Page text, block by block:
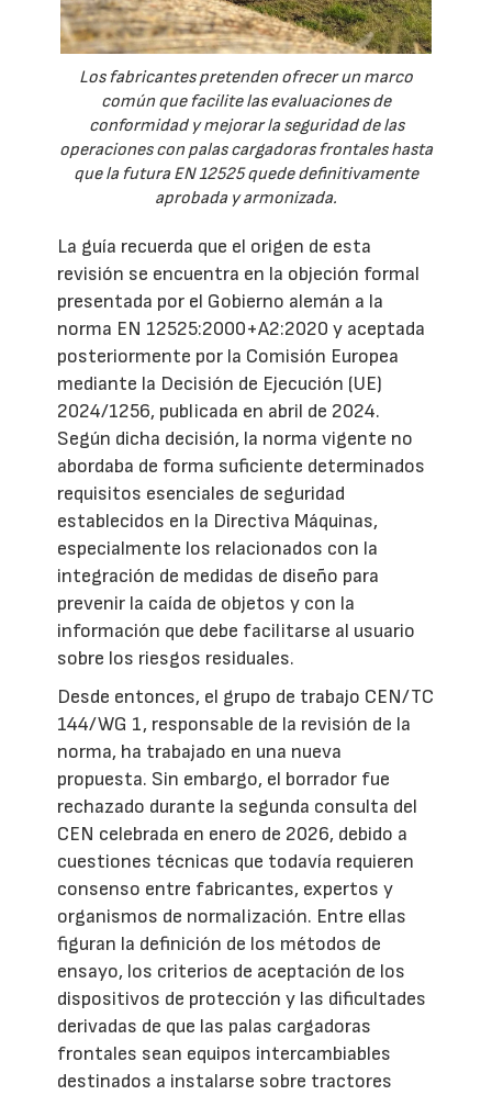
Los fabricantes pretenden ofrecer un marco
común que facilite las evaluaciones de
conformidad y mejorar la seguridad de las
operaciones con palas cargadoras frontales hasta
que la futura EN 12525 quede definitivamente
aprobada y armonizada.
La guía recuerda que el origen de esta
revisión se encuentra en la objeción formal
presentada por el Gobierno alemán a la
norma EN 12525:2000+A2:2020 y aceptada
posteriormente por la Comisión Europea
mediante la Decisión de Ejecución (UE)
2024/1256, publicada en abril de 2024.
Según dicha decisión, la norma vigente no
abordaba de forma suficiente determinados
requisitos esenciales de seguridad
establecidos en la Directiva Máquinas,
especialmente los relacionados con la
integración de medidas de diseño para
prevenir la caída de objetos y con la
información que debe facilitarse al usuario
sobre los riesgos residuales.
Desde entonces, el grupo de trabajo CEN/TC
144/WG 1, responsable de la revisión de la
norma, ha trabajado en una nueva
propuesta. Sin embargo, el borrador fue
rechazado durante la segunda consulta del
CEN celebrada en enero de 2026, debido a
cuestiones técnicas que todavía requieren
consenso entre fabricantes, expertos y
organismos de normalización. Entre ellas
figuran la definición de los métodos de
ensayo, los criterios de aceptación de los
dispositivos de protección y las dificultades
derivadas de que las palas cargadoras
frontales sean equipos intercambiables
destinados a instalarse sobre tractores